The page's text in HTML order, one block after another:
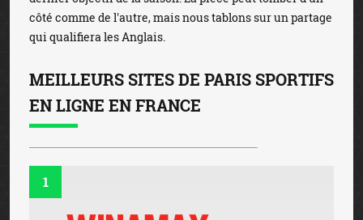
côté comme de l'autre, mais nous tablons sur un partage
qui qualifiera les Anglais.
MEILLEURS SITES DE PARIS SPORTIFS
EN LIGNE EN FRANCE
1